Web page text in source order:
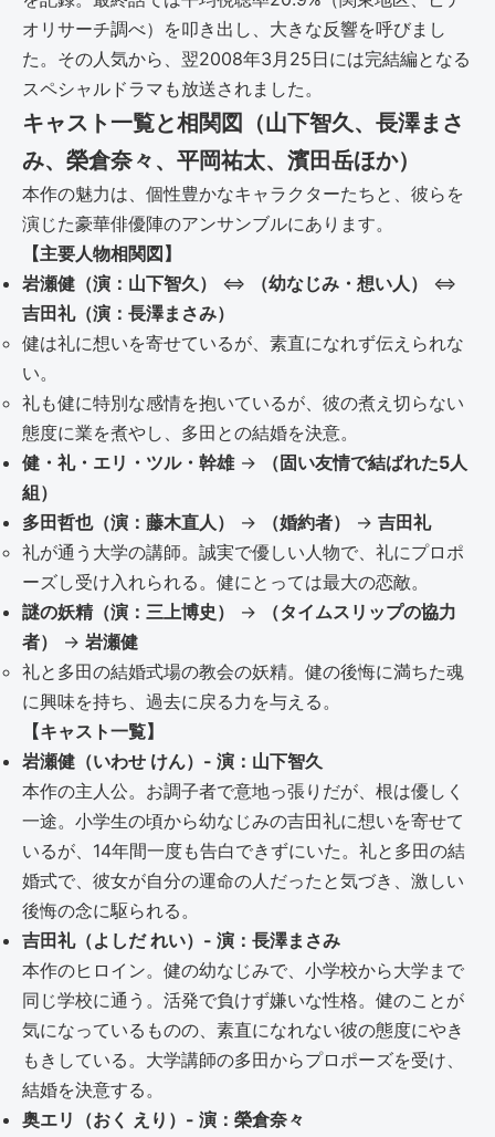
オリサーチ調べ）を叩き出し、大きな反響を呼びまし
た。その人気から、翌2008年3月25日には完結編となる
スペシャルドラマも放送されました。
キャスト一覧と相関図（山下智久、長澤まさ
み、榮倉奈々、平岡祐太、濱田岳ほか）
本作の魅力は、個性豊かなキャラクターたちと、彼らを
演じた豪華俳優陣のアンサンブルにあります。
【主要人物相関図】
岩瀬健（演：山下智久）
⇔ （幼なじみ・想い人）
⇔
吉田礼（演：長澤まさみ）
健は礼に想いを寄せているが、素直になれず伝えられな
い。
礼も健に特別な感情を抱いているが、彼の煮え切らない
態度に業を煮やし、多田との結婚を決意。
健・礼・エリ・ツル・幹雄→
（固い友情で結ばれた5人
組）
多田哲也（演：藤木直人）
→ （婚約者） → 吉田礼
礼が通う大学の講師。誠実で優しい人物で、礼にプロポ
ーズし受け入れられる。健にとっては最大の恋敵。
謎の妖精（演：三上博史）
→
（タイムスリップの協力
者）
→ 岩瀬健
礼と多田の結婚式場の教会の妖精。健の後悔に満ちた魂
に興味を持ち、過去に戻る力を与える。
【キャスト一覧】
岩瀬健（いわせ けん）- 演：山下智久
本作の主人公。お調子者で意地っ張りだが、根は優しく
一途。小学生の頃から幼なじみの吉田礼に想いを寄せて
いるが、14年間一度も告白できずにいた。礼と多田の結
婚式で、彼女が自分の運命の人だったと気づき、激しい
後悔の念に駆られる。
吉田礼（よしだ れい）- 演：長澤まさみ
本作のヒロイン。健の幼なじみで、小学校から大学まで
同じ学校に通う。活発で負けず嫌いな性格。健のことが
気になっているものの、素直になれない彼の態度にやき
もきしている。大学講師の多田からプロポーズを受け、
結婚を決意する。
奥エリ（おく えり）- 演：榮倉奈々